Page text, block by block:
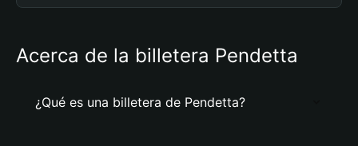
Acerca de la billetera Pendetta
¿Qué es una billetera de Pendetta?